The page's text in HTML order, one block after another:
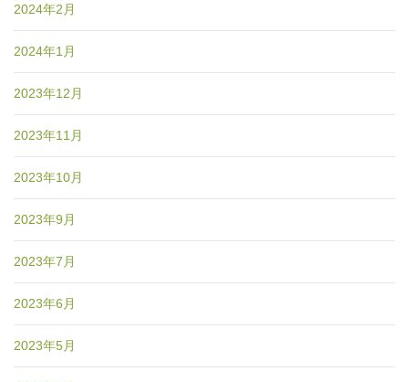
2024年2月
2024年1月
2023年12月
2023年11月
2023年10月
2023年9月
2023年7月
2023年6月
2023年5月